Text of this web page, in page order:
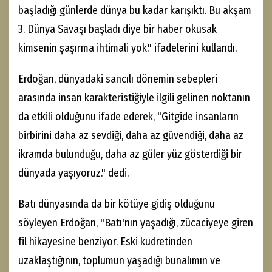
başladığı günlerde dünya bu kadar karışıktı. Bu akşam
3. Dünya Savaşı başladı diye bir haber okusak
kimsenin şaşırma ihtimali yok." ifadelerini kullandı.
Erdoğan, dünyadaki sancılı dönemin sebepleri
arasında insan karakteristiğiyle ilgili gelinen noktanın
da etkili olduğunu ifade ederek, "Gitgide insanların
birbirini daha az sevdiği, daha az güvendiği, daha az
ikramda bulunduğu, daha az güler yüz gösterdiği bir
dünyada yaşıyoruz." dedi.
Batı dünyasında da bir kötüye gidiş olduğunu
söyleyen Erdoğan, "Batı'nın yaşadığı, zücaciyeye giren
fil hikayesine benziyor. Eski kudretinden
uzaklaştığının, toplumun yaşadığı bunalımın ve